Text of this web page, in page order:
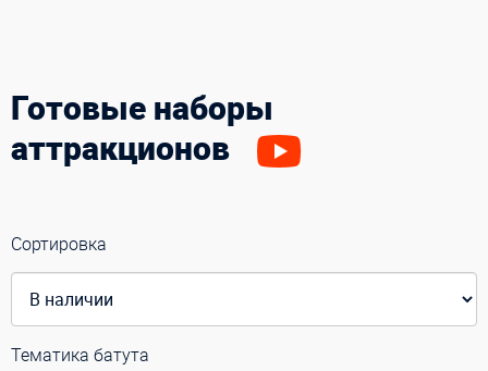
Готовые наборы
аттракционов
Сортировка
Тематика батута